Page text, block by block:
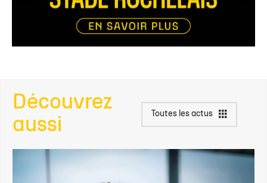
Découvrez
aussi
Toutes les actus